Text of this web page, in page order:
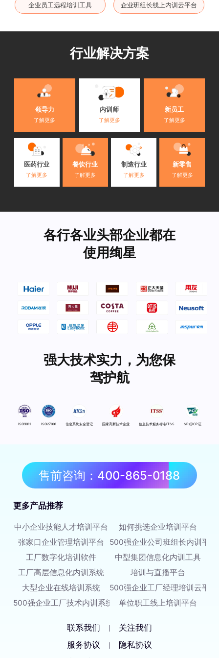
企业员工远程培训工具 企业班组长线上内训云平台
行业解决方案
领导力
了解更多
内训师
了解更多
新员工
了解更多
医药行业
了解更多
餐饮行业
了解更多
制造行业
了解更多
新零售
了解更多
各行各业头部企业都在
使用绚星
强大技术实力，为您保
驾护航
ISO9011 ISO27001 信息系统安全登记 国家高新技术企业 信息技术服务标准ITSS SP或ICP证
售前咨询：400-865-0188
更多产品推荐
中小企业技能人才培训平台
如何挑选企业培训平台
张家口企业管理培训平台
500强企业公司班组长内训平台
工厂数字化培训软件
中型集团信息化内训工具
工厂高层信息化内训系统
培训与直播平台
大型企业在线培训系统
500强企业工厂经理培训云平台
500强企业工厂技术内训系统
单位职工线上培训平台
联系我们 |
关注我们
服务协议
|
隐私协议